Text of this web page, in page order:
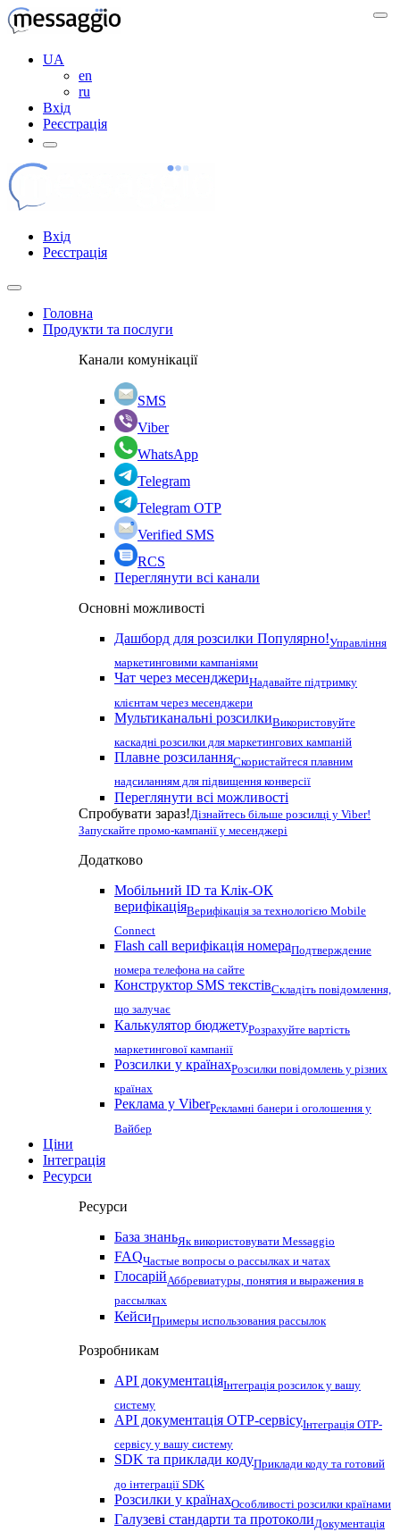
UA
en
ru
Вхід
Реєстрація
Вхід
Реєстрація
Головна
Продукти та послуги
Канали комунікації
SMS
Viber
WhatsApp
Telegram
Telegram OTP
Verified SMS
RCS
Переглянути всі канали
Основні можливості
Дашборд для розсилки Популярно!Управління
маркетинговими кампаніями
Чат через месенджериНадавайте підтримку
клієнтам через месенджери
Мультиканальні розсилкиВикористовуйте
каскадні розсилки для маркетингових кампаній
Плавне розсиланняСкористайтеся плавним
надсиланням для підвищення конверсії
Переглянути всі можливості
Спробувати зараз!Дізнайтесь більше розсилці у Viber!
Запускайте промо-кампанії у месенджері
Додатково
Мобільний ID та Клік-ОК
верифікаціяВерифікація за технологією Mobile
Connect
Flash call верифікація номераПодтверждение
номера телефона на сайте
Конструктор SMS текстівСкладіть повідомлення,
що залучає
Калькулятор бюджетуРозрахуйте вартість
маркетингової кампанії
Розсилки у країнахРозсилки повідомлень у різних
країнах
Реклама у ViberРекламні банери і оголошення у
Вайбер
Ціни
Інтеграція
Ресурси
Ресурси
База знаньЯк використовувати Messaggio
FAQЧастые вопросы о рассылках и чатах
ГлосарійАббревиатуры, понятия и выражения в
рассылках
КейсиПримеры использования рассылок
Розробникам
API документаціяІнтеграція розсилок у вашу
систему
API документація OTP-сервісуІнтеграція OTP-
сервісу у вашу систему
SDK та приклади кодуПриклади коду та готовий
до інтеграції SDK
Розсилки у країнахОсобливості розсилки країнами
Галузеві стандарти та протоколиДокументація